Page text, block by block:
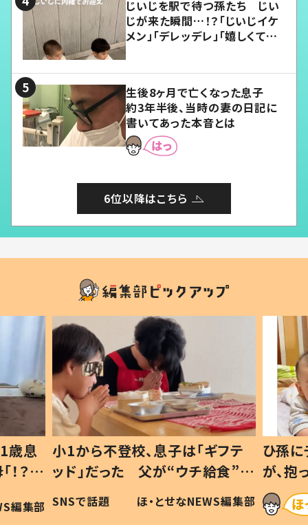
じいじを駅で待つ孫たち じい
じが来た瞬間…！？「じいじイケ
メン」「デレッデレ」「嬉しくて可
生後8ヶ月で亡くなった息子
約3年半後、当時の妻の日記に
書いてあった本音とは
6位以降はこちら
歳息
？」
編集部
小1から不登校、息子は「ギフテ
ッド」だった 父が“ウチ給食”を
作り続ける理由とは #令和の親
#令和の子
SNSで話題 ほ・とせなNEWS編集部
ひ孫
が、
「涙が
い」